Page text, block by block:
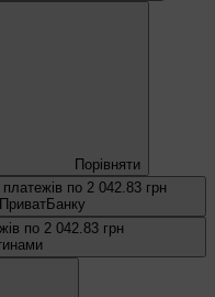
Порівняти
платежів по 2 042.83 грн
по 2 042.83 грн